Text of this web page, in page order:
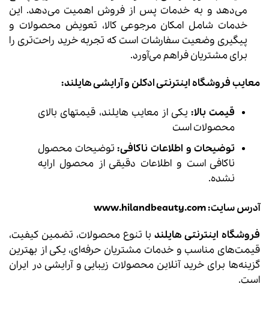
می‌دهد و به خدمات پس از فروش اهمیت می‌دهد. این
خدمات شامل امکان مرجوعی کالا، تعویض محصولات و
پیگیری وضعیت سفارشات است که تجربه خرید راحت‌تری را
برای مشتریان فراهم می‌آورد.
معایب فروشگاه اینترنتی ادکلن و آرایشی هایلند:
قیمت بالا:یکی از معایب هایلند، قیمتهای بالای
محصولات است
توضیحات و اطلاعات ناکافی:توضیحات محصول
ناکافی است و اطلاعات دقیقی از محصول ارایه
نشده.
آدرس سایت: www.hilandbeauty.com
فروشگاه اینترنتی هایلند با تنوع محصولات، تضمین کیفیت،
قیمت‌های مناسب و خدمات مشتریان حرفه‌ای، یکی از بهترین
گزینه‌ها برای خرید آنلاین محصولات زیبایی و آرایشی در ایران
است.